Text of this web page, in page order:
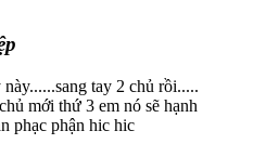
tay 2 chủ rồi.....
mới thứ 3 em nó sẽ hạnh
phạc phận hic hic